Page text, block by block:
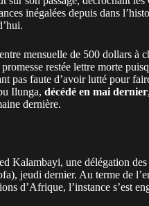
inégalées depuis dans
mensuelle de 500 dollars à
restée lettre morte
pas faute d’avoir lutté pour
Ilunga, décédé en mai dernier
dernière.
Kalambayi, une délégation
jeudi dernier. Au terme de
d’Afrique, l’instance s’est